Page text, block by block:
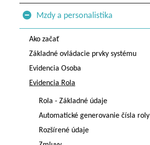
Mzdy a personalistika
Ako začať
Základné ovládacie prvky systému
Evidencia Osoba
Evidencia Rola
Rola - Základné údaje
Automatické generovanie čísla roly
Rozšírené údaje